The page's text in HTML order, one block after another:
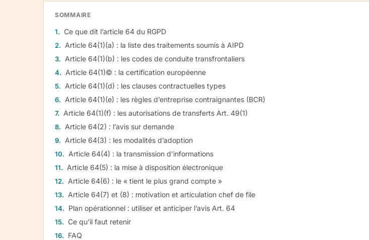
SOMMAIRE
Ce que dit l’article 64 du RGPD
Article 64(1)(a) : la liste des traitements soumis à AIPD
Article 64(1)(b) : les codes de conduite transfrontaliers
Article 64(1)© : la certification européenne
Article 64(1)(d) : les clauses contractuelles types
Article 64(1)(e) : les règles d’entreprise contraignantes (BCR)
Article 64(1)(f) : les autorisations de transferts Art. 49(1)
Article 64(2) : l’avis sur demande
Article 64(3) : les modalités d’adoption
Article 64(4) : la transmission d’informations
Article 64(5) : la mise à disposition électronique
Article 64(6) : le « tient le plus grand compte »
Article 64(7) et (8) : motivation et articulation chef de file
Plan opérationnel : utiliser et anticiper l’avis Art. 64
Ce qu’il faut retenir
FAQ